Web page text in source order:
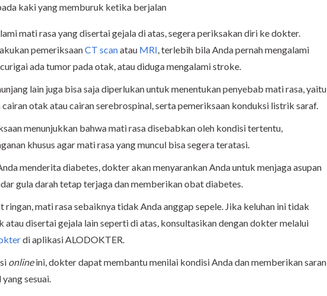
kaki yang memburuk ketika berjalan
mati rasa yang disertai gejala di atas, segera periksakan diri ke dokter.
pemeriksaanCT scanatau MRI, terlebih bila Anda pernah mengalami
ada tumor pada otak, atau diduga mengalami stroke.
lain juga bisa saja diperlukan untuk menentukan penyebab mati rasa, yaitu
cairan otak atau cairan serebrospinal, serta pemeriksaan konduksi listrik saraf.
menunjukkan bahwa mati rasa disebabkan oleh kondisi tertentu,
khusus agar mati rasa yang muncul bisa segera teratasi.
menderita diabetes, dokter akan menyarankan Anda untuk menjaga asupan
gula darah tetap terjaga dan memberikan obat diabetes.
mati rasa sebaiknya tidak Anda anggap sepele. Jika keluhan ini tidak
atau disertai gejala lain seperti di atas, konsultasikan dengan dokter melalui
di aplikasi ALODOKTER.
onlineini, dokter dapat membantu menilai kondisi Anda dan memberikan saran
sesuai.